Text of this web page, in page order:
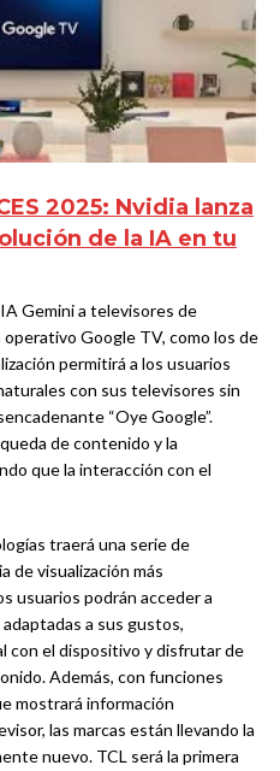
2025: Nvidia lanza
de la IA en tu
Gemini a televisores de
Google TV, como los de
permitirá a los usuarios
con sus televisores sin
“Oye Google”.
de contenido y la
que la interacción con el
traerá una serie de
de visualización más
usuarios podrán acceder a
a sus gustos,
con el dispositivo y disfrutar de
Además, con funciones
mostrará información
las marcas están llevando la
nuevo. TCL será la primera